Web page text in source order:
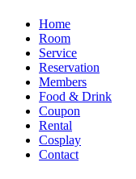
Home
Room
Service
Reservation
Members
Food & Drink
Coupon
Rental
Cosplay
Contact